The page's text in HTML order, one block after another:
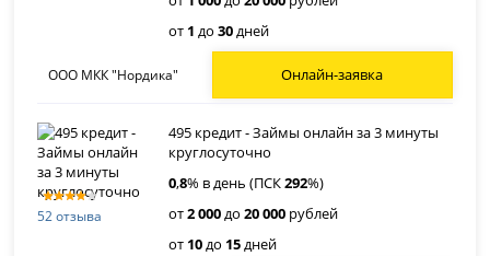
от 1 до30дней
ООО МКК "Нордика" Онлайн-заявка
52 отзыва
495 кредит - Займы онлайн за 3 минуты
круглосуточно
0,8% в день (ПСК292%)
от2 000до20 000 рублей
от 10до 15дней